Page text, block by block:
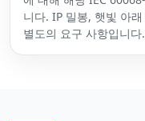
니다. IP 밀봉, 햇빛 아
별도의 요구 사항입니다.